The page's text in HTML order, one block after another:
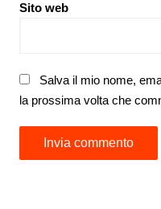
Sito web
Salva il mio nome,
la prossima volta che